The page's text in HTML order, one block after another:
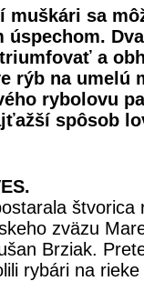
muškári sa
a
rýb na umelú
rybolovu
spôsob
štvorica
zväzu
Brziak.
rybári na